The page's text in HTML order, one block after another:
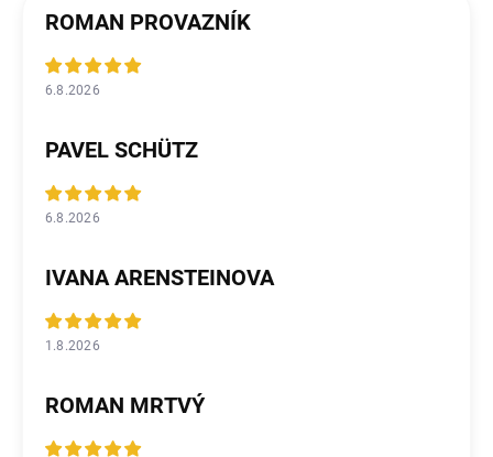
ROMAN PROVAZNÍK
6.8.2026
PAVEL SCHÜTZ
6.8.2026
IVANA ARENSTEINOVA
1.8.2026
ROMAN MRTVÝ